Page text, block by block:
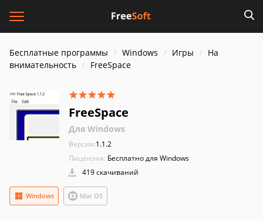
Бесплатные программы Windows Игры
На
внимательность
FreeSpace
FreeSpace
Для Windows
Версия:1.1.2
Лицензия: Бесплатно для Windows
419 скачиваний
Mac OS
Windows